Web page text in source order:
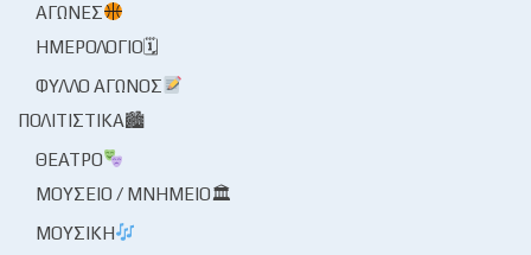
ΑΓΏΝΕΣ
ΗΜΕΡΟΛΌΓΙΟ🗓
ΦΎΛΛΟ ΑΓΏΝΟΣ
ΠΟΛΙΤΙΣΤΙΚΆ🏙
ΘΈΑΤΡΟ
ΜΟΥΣΕΊΟ / ΜΝΗΜΕΊΟ🏛
ΜΟΥΣΙΚΉ